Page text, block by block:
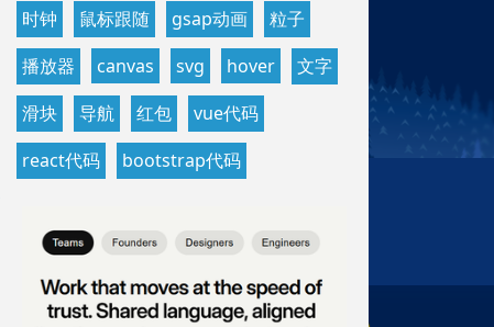
时钟
鼠标跟随 gsap动画
粒子
播放器
canvas svg hover
文字
滑块
导航 红包
vue代码
react代码
bootstrap代码